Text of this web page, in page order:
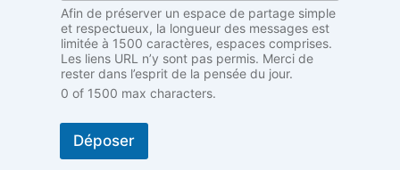
i
f
,
(
f
a
u
t
Afin de préserver un espace de partage simple
et respectueux, la longueur des messages est
limitée à 1500 caractères, espaces comprises.
Les liens URL n’y sont pas permis. Merci de
rester dans l’esprit de la pensée du jour.
0 of 1500 max characters.
Déposer